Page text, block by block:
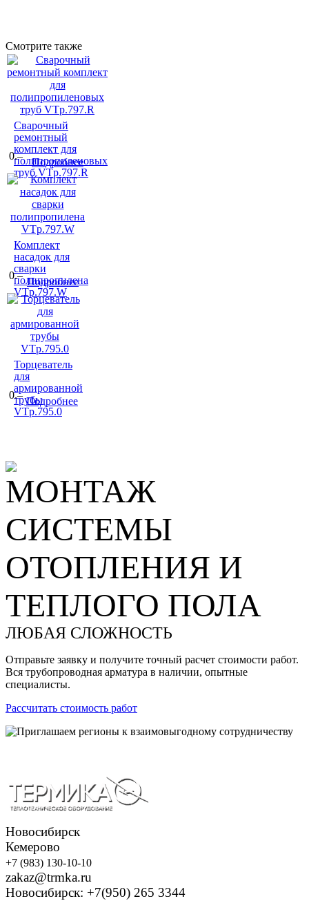
Смотрите также
Сварочный
ремонтный
комплект для
полипропиленовых
труб VTp.797.R
0.–
Подробнее
Комплект
насадок для
сварки
полипропилена
VTp.797.W
0.–
Подробнее
Торцеватель
для
армированной
трубы
VTp.795.0
0.–
Подробнее
МОНТАЖ
СИСТЕМЫ
ОТОПЛЕНИЯ И
ТЕПЛОГО ПОЛА
ЛЮБАЯ СЛОЖНОСТЬ
Отправьте заявку и получите точный расчет стоимости работ.
Вся трубопроводная арматура в наличии, опытные
специалисты.
Рассчитать стоимость работ
Новосибирск
Кемерово
+7 (983) 130-10-10
zakaz@trmka.ru
Новосибирск: +7(950) 265 3344